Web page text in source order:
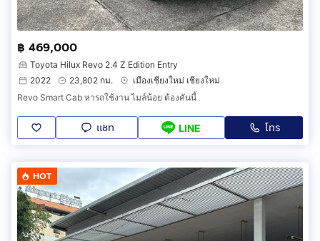
฿ 469,000
Toyota Hilux Revo 2.4 Z Edition Entry
2022
23,802 กม.
เมืองเชียงใหม่ เชียงใหม่
Revo Smart Cab หารถใช้งาน ไมล์น้อย ต้องคันนี้
แชท LINE โทร
HOT